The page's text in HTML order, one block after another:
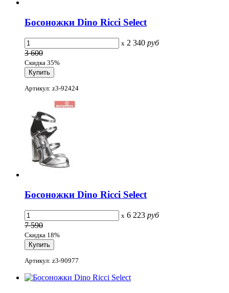
Босоножки Dino Ricci Select
x 2 340 руб
3 600
Скидка 35%
Артикул: z3-92424
Босоножки Dino Ricci Select
x 6 223 руб
7 590
Скидка 18%
Артикул: z3-90977